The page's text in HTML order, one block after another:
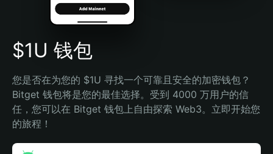
Español (Argentina)
$1U 钱包
您是否在为您的 $1U 寻找一个可靠且安全的加密钱包？
Bitget 钱包将是您的最佳选择。受到 4000 万用户的信
任，您可以在 Bitget 钱包上自由探索 Web3。立即开始您
的旅程！